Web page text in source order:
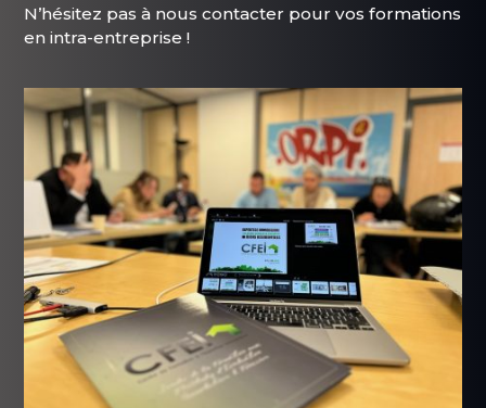
N’hésitez pas à nous contacter pour vos formations
en intra-entreprise !